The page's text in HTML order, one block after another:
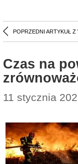
POPRZEDNI ARTYKUŁ Z
Czas na
11 stycznia